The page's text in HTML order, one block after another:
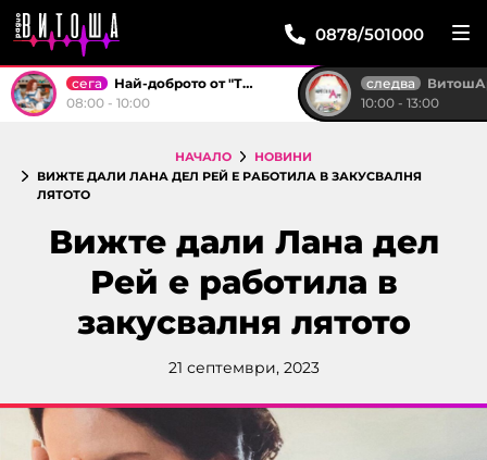
0878/501000
сега
Най-доброто от "Тройка на разсъмване"
08:00 - 10:00
следва
10:00 - 13:00
НАЧАЛО
НОВИНИ
ВИЖТЕ ДАЛИ ЛАНА ДЕЛ РЕЙ Е РАБОТИЛА В ЗАКУСВАЛНЯ
ЛЯТОТО
Вижте дали Лана дел
Рей е работила в
закусвалня лятото
21 септември, 2023